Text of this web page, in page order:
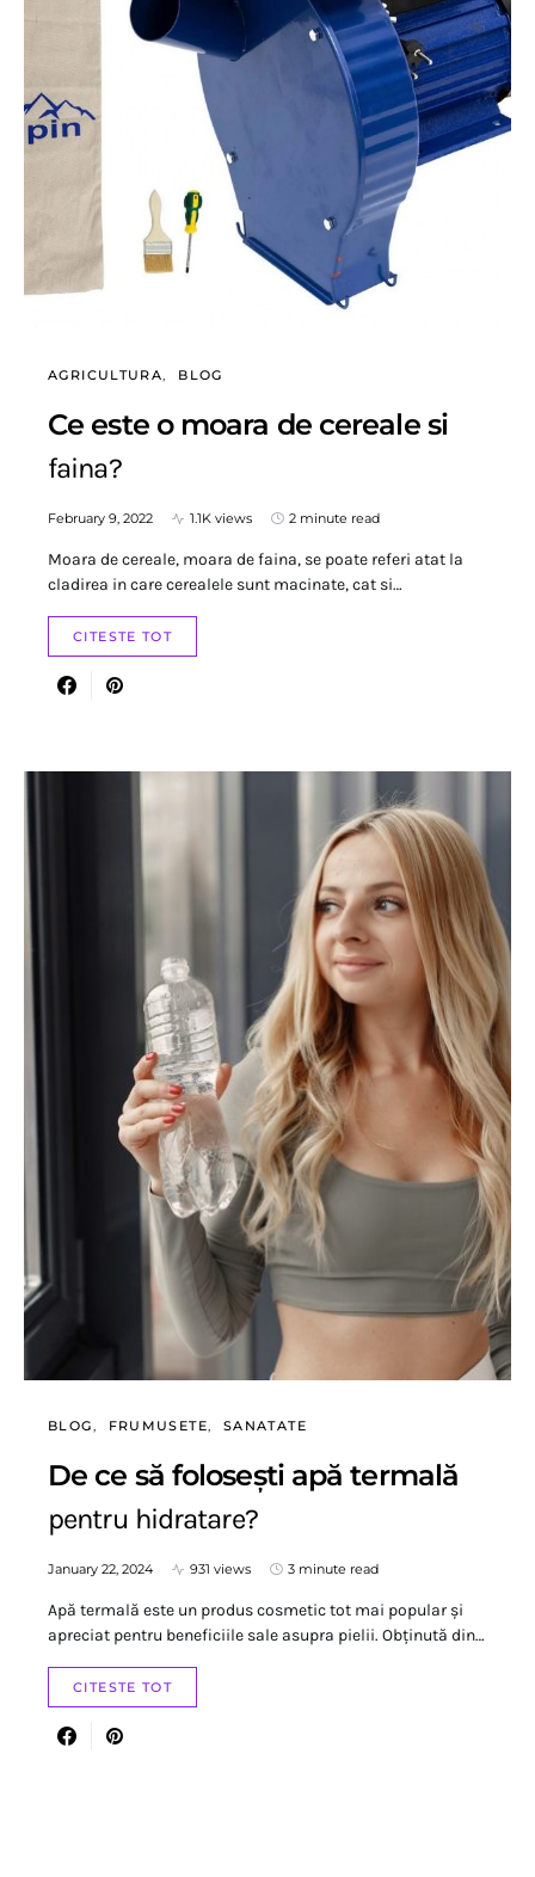
AGRICULTURA BLOG
Ce este o moara de cereale si
faina?
February 9, 2022 1.1K views 2 minute read
Moara de cereale, moara de faina, se poate referi atat la
cladirea in care cerealele sunt macinate, cat si…
CITESTE TOT
BLOG FRUMUSETE SANATATE
De ce să folosești apă termală
pentru hidratare?
January 22, 2024 931 views 3 minute read
Apă termală este un produs cosmetic tot mai popular și
apreciat pentru beneficiile sale asupra pielii. Obținută din…
CITESTE TOT